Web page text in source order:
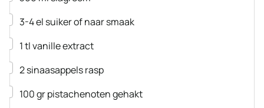
▢
3-4el suikerof naar smaak
▢
1tlvanille extract
▢
2sinaasappelsrasp
▢
100grpistachenotengehakt